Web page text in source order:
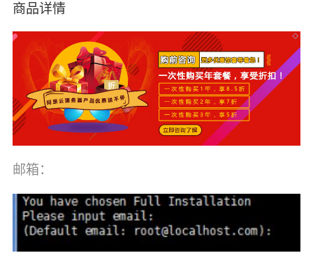
合，性能更加高效，适用于对访问量要求较高的站点，如电商、论
商品详情
邮箱：